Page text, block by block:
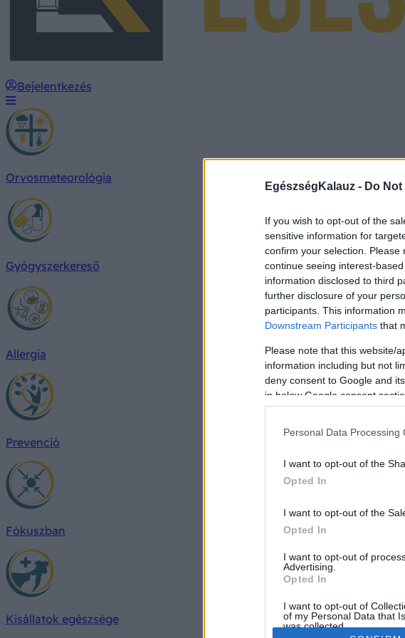
EgészségKalauz - Do
If you wish to opt-out of the
sensitive information for
confirm your selection.
continue seeing interest-
information disclosed to third
further disclosure of your
participants. This information
Downstream Participants that
Please note that this website/
information including but not
deny consent to Google and
in below Google consent
Personal Data Processing
I want to opt-out of the
Opted In
I want to opt-out of the
Opted In
I want to opt-out of
Advertising.
Opted In
I want to opt-out of
of my Personal Data that
was collected.
Bejelentkezés
Orvosmeteorológia
Gyógyszerkereső
Allergia
Prevenció
Fókuszban
Kisállatok egészsége